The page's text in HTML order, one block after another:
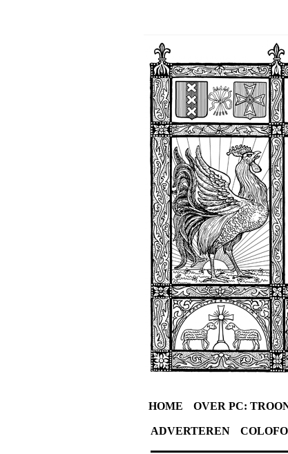
HOME OVER PC:
ADVERTEREN